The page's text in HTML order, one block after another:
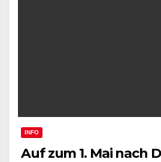
INFO
Auf zum 1. Mai nach